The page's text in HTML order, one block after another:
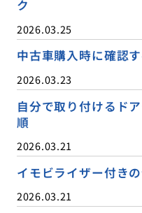
ク
2026.03.25
中古車購入時に確認
2026.03.23
自分で取り付けるド
順
2026.03.21
イモビライザー付き
2026.03.21